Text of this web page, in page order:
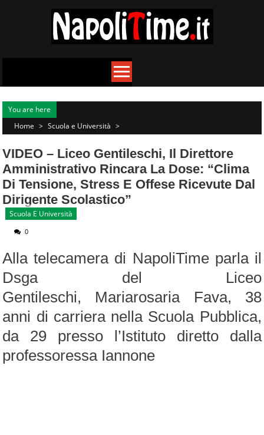
You are here
Home > Scuola e Università >
VIDEO – Liceo Gentileschi, Il Direttore
Amministrativo Rincara La Dose: “clima
Di Tensione, Stress E Offese Ricevute Dal
Dirigente Scolastico”
Scuola E Università
0
Alla telecamera di NapoliTime parla il
Dsga del Liceo
Gentileschi, Mariarosaria Fava, 38
anni di carriera nella Scuola Pubblica,
da 29 presso l’Istituto diretto dalla
professoressa Iannone